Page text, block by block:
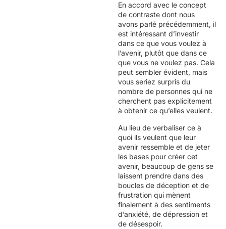
En accord avec le concept
de contraste dont nous
avons parlé précédemment, il
est intéressant d’investir
dans ce que vous voulez à
l’avenir, plutôt que dans ce
que vous ne voulez pas. Cela
peut sembler évident, mais
vous seriez surpris du
nombre de personnes qui ne
cherchent pas explicitement
à obtenir ce qu’elles veulent.
Au lieu de verbaliser ce à
quoi ils veulent que leur
avenir ressemble et de jeter
les bases pour créer cet
avenir, beaucoup de gens se
laissent prendre dans des
boucles de déception et de
frustration qui mènent
finalement à des sentiments
d’anxiété, de dépression et
de désespoir.